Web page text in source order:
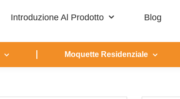
Introduzione Al Prodotto Blog
Moquette Residenziale